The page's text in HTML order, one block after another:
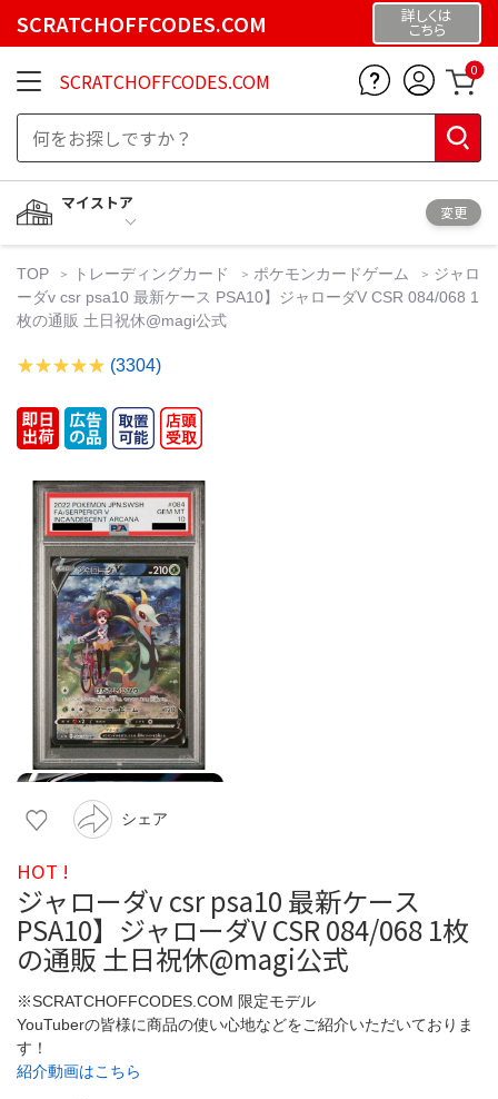
SCRATCHOFFCODES.COM 詳しくは
こちら
SCRATCHOFFCODES.COM 0
マイストア
変更
TOP トレーディングカード ポケモンカードゲーム
ジャロ
ーダv csr psa10 最新ケース PSA10】ジャローダV CSR 084/068 1
枚の通販 土日祝休@magi公式
(3304)
シェア
HOT !
ジャローダv csr psa10 最新ケース
PSA10】ジャローダV CSR 084/068 1枚
の通販 土日祝休@magi公式
※SCRATCHOFFCODES.COM 限定モデル
YouTuberの皆様に商品の使い心地などをご紹介いただいておりま
す！
紹介動画はこちら